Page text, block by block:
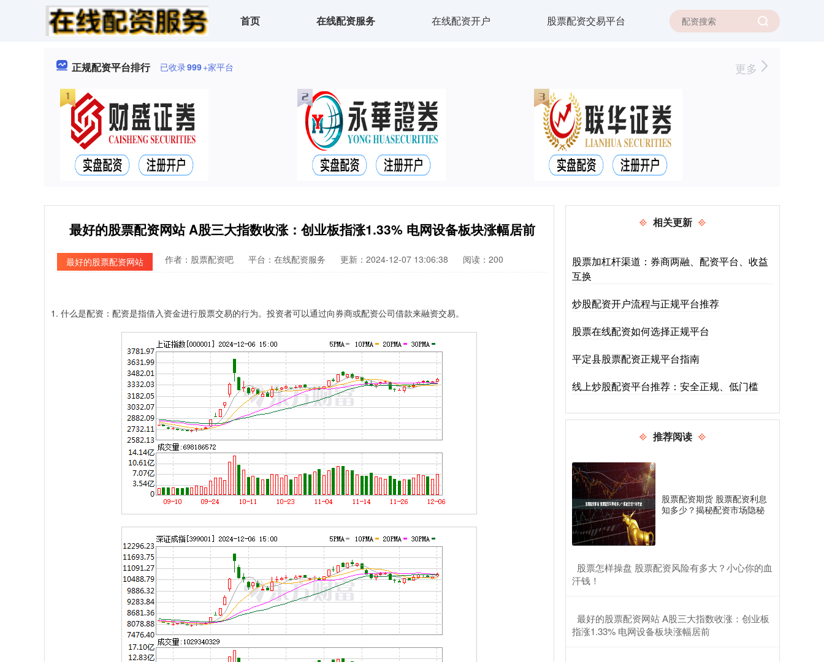
首页 在线配资服务 在线配资开户 股票配资交易平台
正规配资平台排行 已收录999+家平台 更多
最好的股票配资网站 A股三大指数收涨：创业板指涨1.33% 电网设备板块涨幅居前
最好的股票配资网站 作者：股票配资吧 平台：在线配资服务 更新：2024-12-07 13:06:38 阅读：200
1. 什么是配资：配资是指借入资金进行股票交易的行为。投资者可以通过向券商或配资公司借款来融资交易。
相关更新
股票加杠杆渠道：券商两融、配资平台、收益
互换
炒股配资开户流程与正规平台推荐
股票在线配资如何选择正规平台
平定县股票配资正规平台指南
线上炒股配资平台推荐：安全正规、低门槛
推荐阅读
股票配资期货 股票配资利息
知多少？揭秘配资市场隐秘
​股票怎样操盘 股票配资风险有多大？小心你的血
汗钱！
​最好的股票配资网站 A股三大指数收涨：创业板
指涨1.33% 电网设备板块涨幅居前